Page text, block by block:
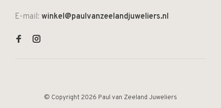
E-mail: winkel@paulvanzeelandjuweliers.nl
© Copyright 2026 Paul van Zeeland Juweliers